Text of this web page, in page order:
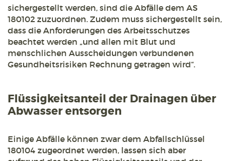
sichergestellt werden, sind die Abfälle dem AS
180102 zuzuordnen. Zudem muss sichergestellt sein,
dass die Anforderungen des Arbeitsschutzes
beachtet werden „und allen mit Blut und
menschlichen Ausscheidungen verbundenen
Gesundheitsrisiken Rechnung getragen wird“.
Flüssigkeitsanteil der Drainagen über
Abwasser entsorgen
Einige Abfälle können zwar dem Abfallschlüssel
180104 zugeordnet werden, lassen sich aber